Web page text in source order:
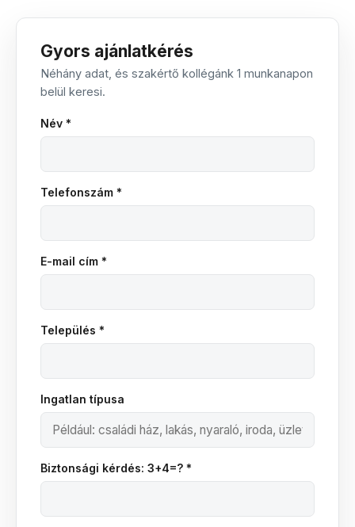
Gyors ajánlatkérés
Néhány adat, és szakértő kollégánk 1 munkanapon
belül keresi.
Név *
Telefonszám *
E-mail cím *
Település *
Ingatlan típusa
Biztonsági kérdés: 3+4=? *